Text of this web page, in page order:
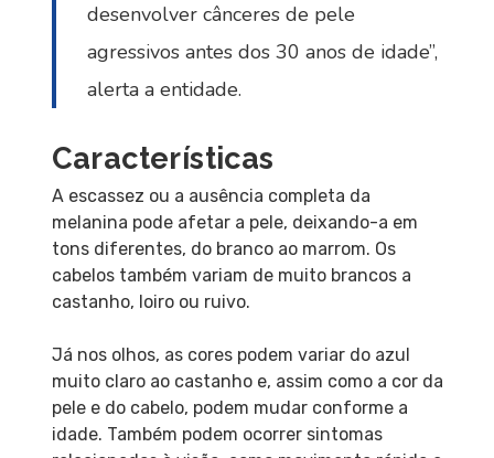
desenvolver cânceres de pele
agressivos antes dos 30 anos de idade”,
alerta a entidade.
Características
A escassez ou a ausência completa da
melanina pode afetar a pele, deixando-a em
tons diferentes, do branco ao marrom. Os
cabelos também variam de muito brancos a
castanho, loiro ou ruivo.
Já nos olhos, as cores podem variar do azul
muito claro ao castanho e, assim como a cor da
pele e do cabelo, podem mudar conforme a
idade. Também podem ocorrer sintomas